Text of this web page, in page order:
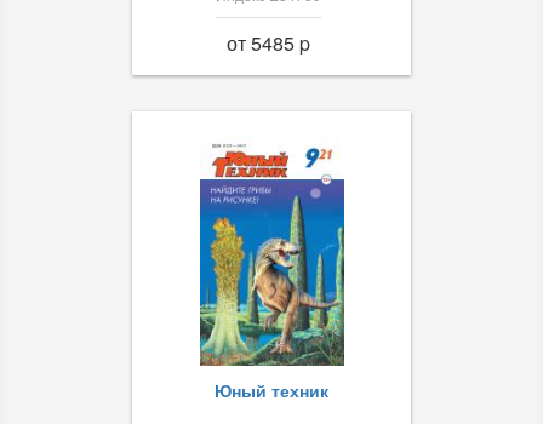
от 5485 p
Юный техник